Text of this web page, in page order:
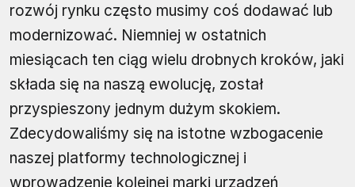
rozwój rynku często musimy coś dodawać lub
modernizować. Niemniej w ostatnich
miesiącach ten ciąg wielu drobnych kroków, jaki
składa się na naszą ewolucję, został
przyspieszony jednym dużym skokiem.
Zdecydowaliśmy się na istotne wzbogacenie
naszej platformy technologicznej i
wprowadzenie kolejnej marki urządzeń